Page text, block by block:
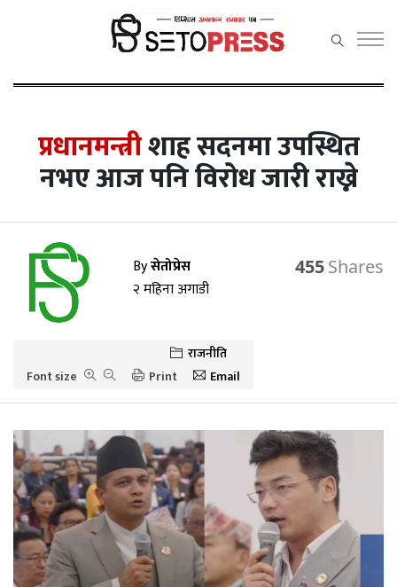
सेतोप्रेस
राजनीति
प्रदेश समाचार
अर्थ/वाणिज्य
पर्यटन
सूचना-प्रविधि
अन्तराष्ट्रिय
अन्य
प्रधानमन्त्रीशाह सदनमा उपस्थित
नभए आज पनि विरोध जारी राख्ने
Byसेतोप्रेस
२ महिना अगाडी
455
राजनीति
Font size
Print Email